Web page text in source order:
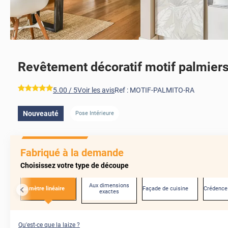
Revêtement décoratif motif
*****
5.00 / 5Voir les avisRef : MOTIF-PALMITO-RA
Nouveauté Pose Intérieure
Fabriqué à la demande
Choisissez votre type de découpe
Au mètre linéaire
Aux dimensions
exactes
Façade de cuisine Crédence
Qu'est-ce que la laize ?